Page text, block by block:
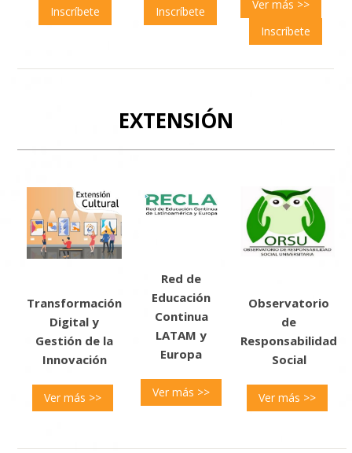
Inscríbete Inscríbete
Ver más >>
Inscríbete
EXTENSIÓN
Transformación
Digital y
Gestión de la
Innovación
Ver más >>
Red de
Educación
Continua
LATAM y
Europa
Ver más >>
Observatorio
de
Responsabilidad
Social
Ver más >>